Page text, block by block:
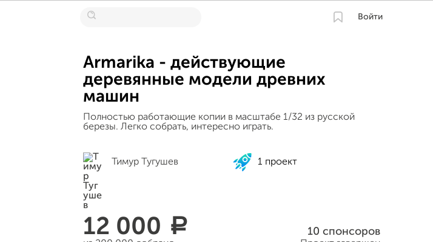
Войти
Armarika - действующие
деревянные модели древних
машин
Полностью работающие копии в масштабе 1/32 из русской
березы. Легко собрать, интересно играть.
Тимур Тугушев 1 проект
12 000 a 10 спонсоров